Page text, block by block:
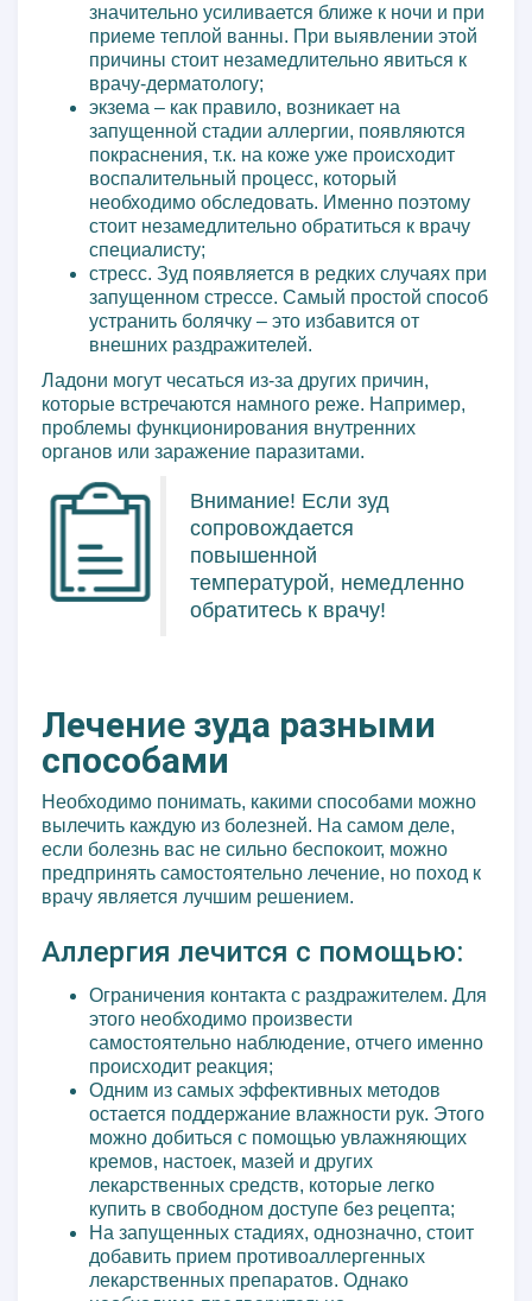
значительно усиливается ближе к ночи и при
приеме теплой ванны. При выявлении этой
причины стоит незамедлительно явиться к
врачу-дерматологу;
экзема – как правило, возникает на
запущенной стадии аллергии, появляются
покраснения, т.к. на коже уже происходит
воспалительный процесс, который
необходимо обследовать. Именно поэтому
стоит незамедлительно обратиться к врачу
специалисту;
стресс. Зуд появляется в редких случаях при
запущенном стрессе. Самый простой способ
устранить болячку – это избавится от
внешних раздражителей.
Ладони могут чесаться из-за других причин,
которые встречаются намного реже. Например,
проблемы функционирования внутренних
органов или заражение паразитами.
Внимание! Если зуд
сопровождается
повышенной
температурой, немедленно
обратитесь к врачу!
Лечение зуда разными
способами
Необходимо понимать, какими способами можно
вылечить каждую из болезней. На самом деле,
если болезнь вас не сильно беспокоит, можно
предпринять самостоятельно лечение, но поход к
врачу является лучшим решением.
Аллергия лечится с помощью:
Ограничения контакта с раздражителем. Для
этого необходимо произвести
самостоятельно наблюдение, отчего именно
происходит реакция;
Одним из самых эффективных методов
остается поддержание влажности рук. Этого
можно добиться с помощью увлажняющих
кремов, настоек, мазей и других
лекарственных средств, которые легко
купить в свободном доступе без рецепта;
На запущенных стадиях, однозначно, стоит
добавить прием противоаллергенных
лекарственных препаратов. Однако